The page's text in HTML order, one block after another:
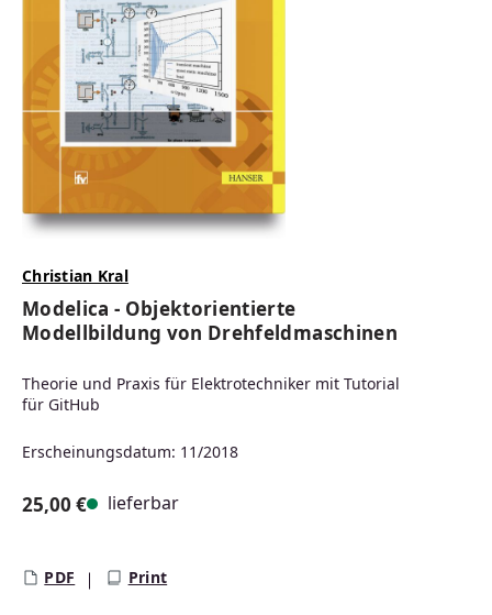
Christian Kral
Modelica - Objektorientierte
Modellbildung von Drehfeldmaschinen
Theorie und Praxis für Elektrotechniker mit Tutorial
für GitHub
Erscheinungsdatum: 11/2018
25,00 € lieferbar
PDF Print